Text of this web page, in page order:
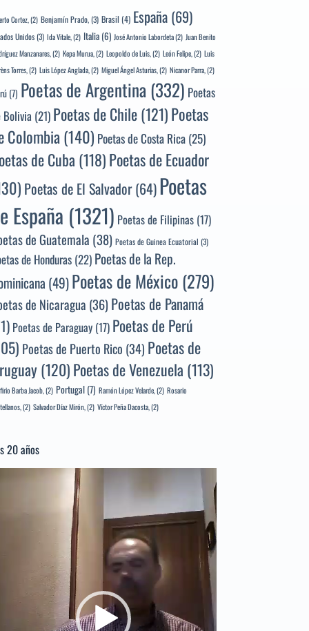
Cortez,(2) Benjamín Prado,(3) Brasil (4) España (69)
Unidos(3) Ida Vitale,(2) Italia (6) José Antonio Labordeta(2) Juan Benito
Manzanares,(2) Kepa Murua,(2) Leopoldo de Luis,(2) León Felipe,(2) Luis
Torres,(2) Luis López Anglada,(2) Miguel Ángel Asturias,(2) Nicanor Parra,(2)
(7) Poetas de Argentina(332) Poetas
Bolivia(21) Poetas de Chile(121)Poetas
Colombia(140) Poetas de Costa Rica(25)
de Cuba (118)Poetas de Ecuador
Poetas de El Salvador(64)Poetas
España (1321) Poetas de Filipinas (17)
de Guatemala (38) Poetas de Guinea Ecuatorial (3)
de Honduras(22) Poetas de la Rep.
(49)Poetas de México(279)
de Nicaragua (36) Poetas de Panamá
Poetas de Paraguay (17) Poetas de Perú
Poetas de Puerto Rico (34) Poetas de
(120)Poetas de Venezuela (113)
Barba Jacob,(2) Portugal (7) Ramón López Velarde,(2) Rosario
(2) Salvador Díaz Mirón,(2) Víctor Peña Dacosta,(2)
20 años